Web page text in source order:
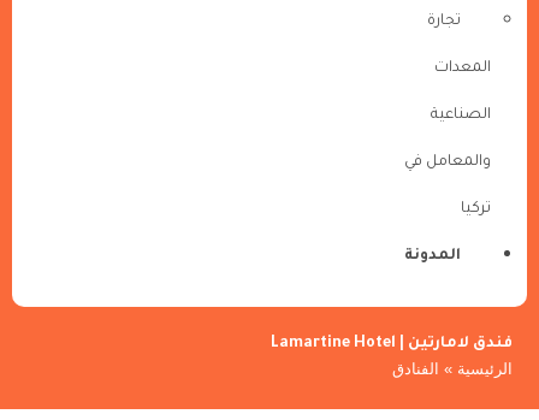
تجارة
المعدات
الصناعية
والمعامل في
تركيا
المدونة
فندق لامارتين | Lamartine Hotel
الرئيسية » الفنادق